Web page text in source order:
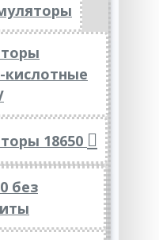
кислотные
18650
без